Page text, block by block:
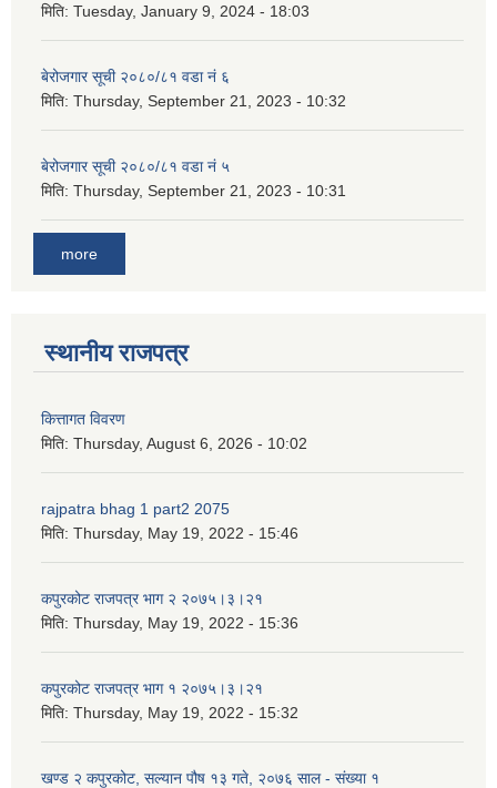
मिति: Tuesday, January 9, 2024 - 18:03
बेरोजगार सूची २०८०/८१ वडा नं ६
मिति: Thursday, September 21, 2023 - 10:32
बेरोजगार सूची २०८०/८१ वडा नं ५
मिति: Thursday, September 21, 2023 - 10:31
more
स्थानीय राजपत्र
कित्तागत विवरण
मिति: Thursday, August 6, 2026 - 10:02
rajpatra bhag 1 part2 2075
मिति: Thursday, May 19, 2022 - 15:46
कपुरकोट राजपत्र भाग २ २०७५।३।२१
मिति: Thursday, May 19, 2022 - 15:36
कपुरकोट राजपत्र भाग १ २०७५।३।२१
मिति: Thursday, May 19, 2022 - 15:32
खण्ड २ कपुरकोट, सल्यान पौष १३ गते, २०७६ साल - संख्या १